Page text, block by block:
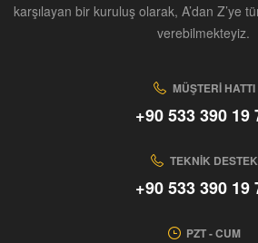
karşılayan bir kuruluş olarak, A’dan Z’ye
verebilmekteyiz.
MÜŞTERI HATTI
+90 533 390 19
TEKNIK DESTEK
+90 533 390 19
PZT - CUM